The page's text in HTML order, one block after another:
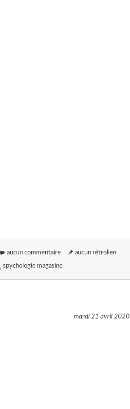
aucun commentaire aucun rétrolien
spychologie magasine
mardi 21 avril 2020